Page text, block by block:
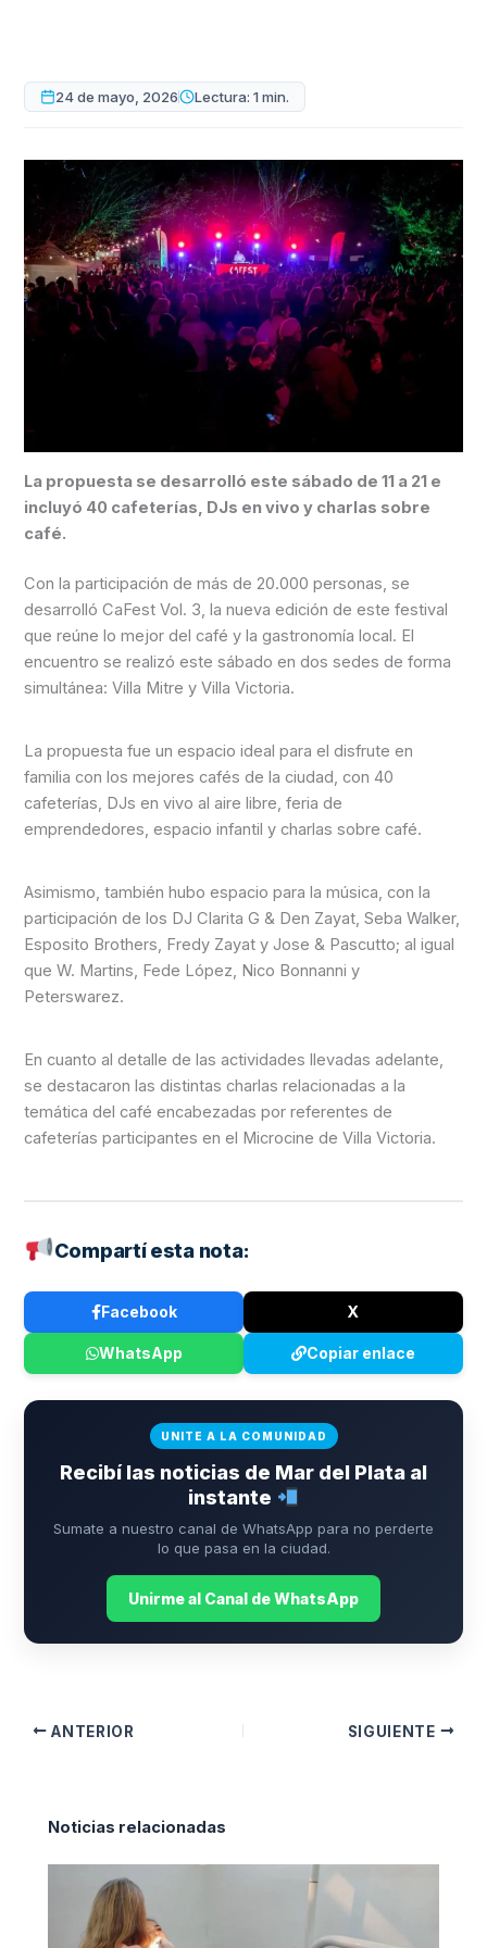
24 de mayo, 2026 Lectura: 1 min.
La propuesta se desarrolló este sábado de 11 a 21 e
incluyó 40 cafeterías, DJs en vivo y charlas sobre
café.
Con la participación de más de 20.000 personas, se
desarrolló CaFest Vol. 3, la nueva edición de este festival
que reúne lo mejor del café y la gastronomía local. El
encuentro se realizó este sábado en dos sedes de forma
simultánea: Villa Mitre y Villa Victoria.
La propuesta fue un espacio ideal para el disfrute en
familia con los mejores cafés de la ciudad, con 40
cafeterías, DJs en vivo al aire libre, feria de
emprendedores, espacio infantil y charlas sobre café.
Asimismo, también hubo espacio para la música, con la
participación de los DJ Clarita G & Den Zayat, Seba Walker,
Esposito Brothers, Fredy Zayat y Jose & Pascutto; al igual
que W. Martins, Fede López, Nico Bonnanni y
Peterswarez.
En cuanto al detalle de las actividades llevadas adelante,
se destacaron las distintas charlas relacionadas a la
temática del café encabezadas por referentes de
cafeterías participantes en el Microcine de Villa Victoria.
Compartí esta nota:
Facebook X
WhatsApp Copiar enlace
UNITE A LA COMUNIDAD
Recibí las noticias de Mar del Plata al
instante
Sumate a nuestro canal de WhatsApp para no perderte
lo que pasa en la ciudad.
Unirme al Canal de WhatsApp
ANTERIOR SIGUIENTE
Noticias relacionadas